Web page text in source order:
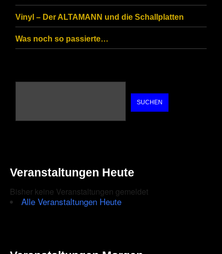
Vinyl – Der ALTAMANN und die Schallplatten
Was noch so passierte…
SUCHEN
Veranstaltungen Heute
Bisher keine Veranstaltungen gemeldet
Alle Veranstaltungen Heute